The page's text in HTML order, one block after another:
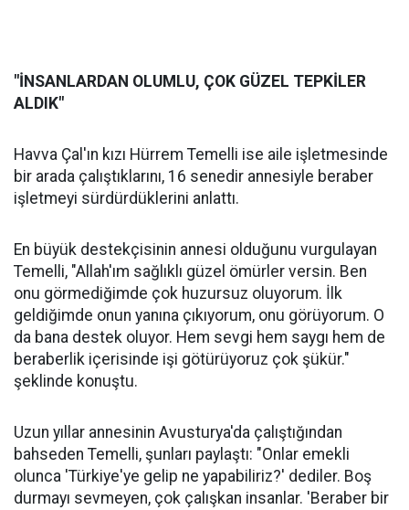
"İNSANLARDAN OLUMLU, ÇOK GÜZEL TEPKİLER
ALDIK"
Havva Çal'ın kızı Hürrem Temelli ise aile işletmesinde
bir arada çalıştıklarını, 16 senedir annesiyle beraber
işletmeyi sürdürdüklerini anlattı.
En büyük destekçisinin annesi olduğunu vurgulayan
Temelli, "Allah'ım sağlıklı güzel ömürler versin. Ben
onu görmediğimde çok huzursuz oluyorum. İlk
geldiğimde onun yanına çıkıyorum, onu görüyorum. O
da bana destek oluyor. Hem sevgi hem saygı hem de
beraberlik içerisinde işi götürüyoruz çok şükür."
şeklinde konuştu.
Uzun yıllar annesinin Avusturya'da çalıştığından
bahseden Temelli, şunları paylaştı: "Onlar emekli
olunca 'Türkiye'ye gelip ne yapabiliriz?' dediler. Boş
durmayı sevmeyen, çok çalışkan insanlar. 'Beraber bir